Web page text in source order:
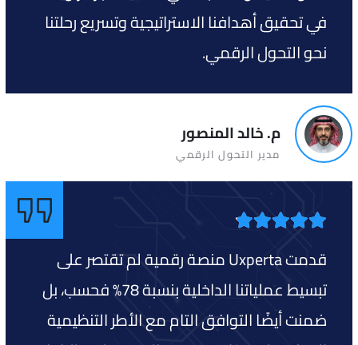
في تحقيق أهدافنا الاستراتيجية وتسريع رحلتنا
نحو التحول الرقمي.
م. خالد المنصور
مدير التحول الرقمي
قدمت Uxperta منصة رقمية لم تقتصر على
تبسيط عملياتنا الداخلية بنسبة 78% فحسب، بل
ضمنت أيضًا التوافق التام مع الأطر التنظيمية